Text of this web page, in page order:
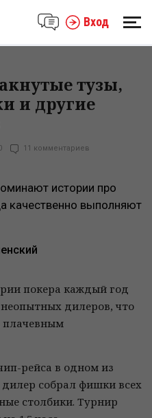
Вход
тузы,
и другие
11 комментариев
истории про
качественно выполняют
покера каждый год
дилеров, что
плачевным
рейса в одном из
собрал фишки всех
столбики. Турнир